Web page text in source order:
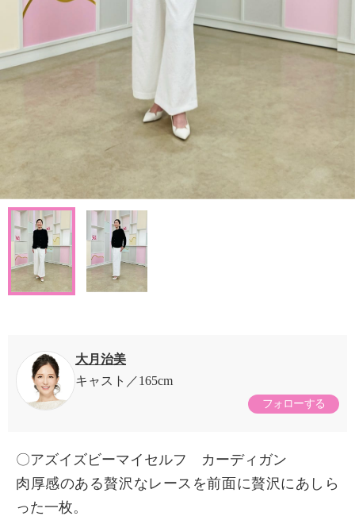
大月治美
キャスト
165cm
フォローする
〇アズイズビーマイセルフ カーディガン
肉厚感のある贅沢なレースを前面に贅沢にあしら
った一枚。